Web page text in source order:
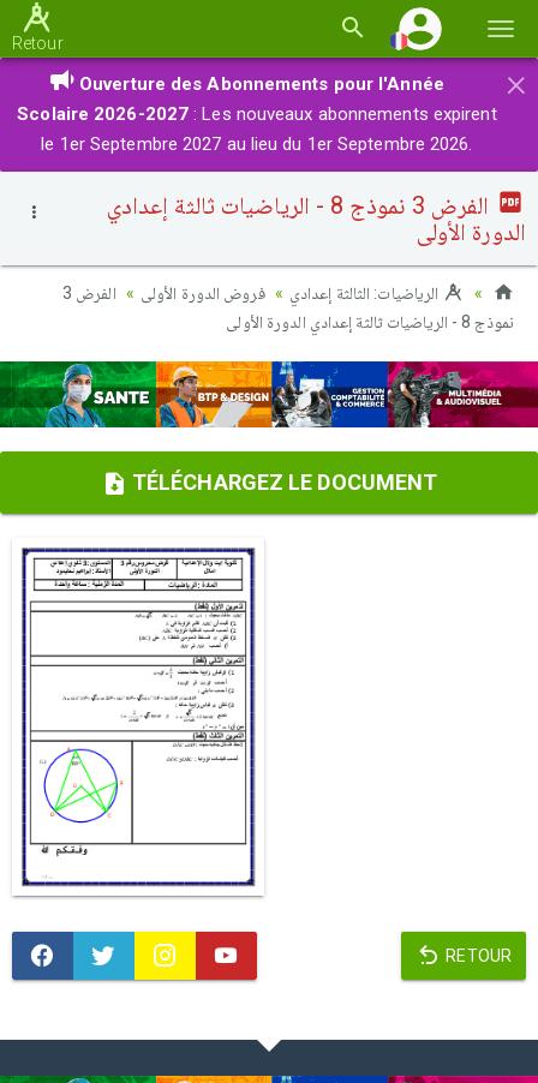
la
Retour
×
Ouverture des Abonnements pour l'Année
Scolaire 2026-2027 : Les nouveaux abonnements expirent
le 1er Septembre 2027 au lieu du 1er Septembre 2026.
الفرض 3 نموذج 8 - الرياضيات ثالثة إعدادي
الدورة الأولى
الرياضيات: الثالثة إعدادي فروض الدورة الأولى
الفرض 3
نموذج 8 - الرياضيات ثالثة إعدادي الدورة الأولى
TÉLÉCHARGEZ LE DOCUMENT
RETOUR